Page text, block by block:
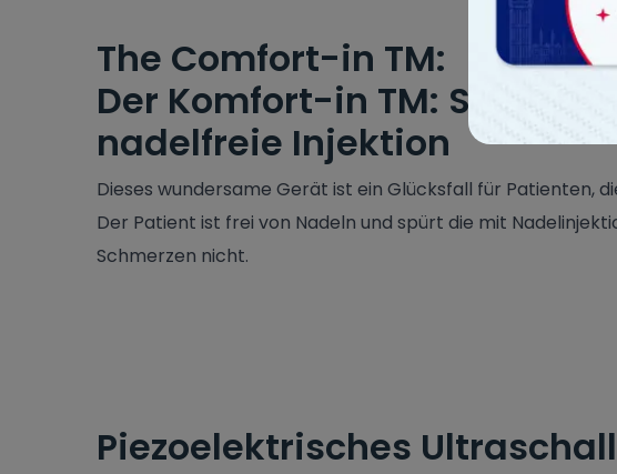
The Comfort-in TM:
Der Komfort-in TM:
nadelfreie Injektion
Dieses wundersame Gerät ist ein Glücksfall für Patienten,
Der Patient ist frei von Nadeln und spürt die mit
Schmerzen nicht.
Piezoelektrisches